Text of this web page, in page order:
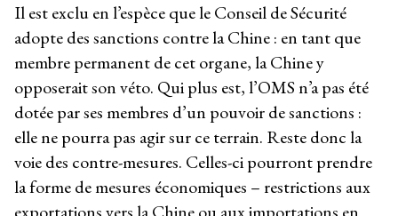
Il est exclu en l’espèce que le Conseil de Sécurité
adopte des sanctions contre la Chine : en tant que
membre permanent de cet organe, la Chine y
opposerait son véto. Qui plus est, l’OMS n’a pas été
dotée par ses membres d’un pouvoir de sanctions :
elle ne pourra pas agir sur ce terrain. Reste donc la
voie des contre-mesures. Celles-ci pourront prendre
la forme de mesures économiques – restrictions aux